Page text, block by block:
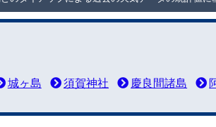
城ヶ島 須賀神社 慶良間諸島